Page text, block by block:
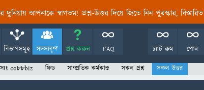
দুনিয়ায় আপনাকে স্বাগতম! প্রশ্ন-উত্তর দিয়ে জিতে নিন পুরস্কার, বিস্তারিত
বিভাগসমূহ সদস্যবৃন্দ প্রশ্ন করুন FAQ পোল
চ্যাট রুম
co88biz ফিড সাম্প্রতিক কর্মকান্ড সকল প্রশ্ন সকল উত্তর